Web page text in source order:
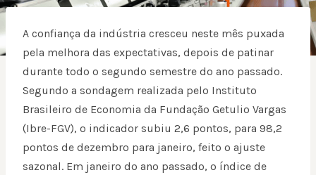
A confiança da indústria cresceu neste mês puxada
pela melhora das expectativas, depois de patinar
durante todo o segundo semestre do ano passado.
Segundo a sondagem realizada pelo Instituto
Brasileiro de Economia da Fundação Getulio Vargas
(Ibre-FGV), o indicador subiu 2,6 pontos, para 98,2
pontos de dezembro para janeiro, feito o ajuste
sazonal. Em janeiro do ano passado, o índice de